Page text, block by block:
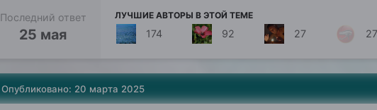
Последний ответ
25 мая
ЛУЧШИЕ АВТОРЫ В ЭТОЙ ТЕМЕ
174 92 27 27
Опубликовано: 20 марта 2025